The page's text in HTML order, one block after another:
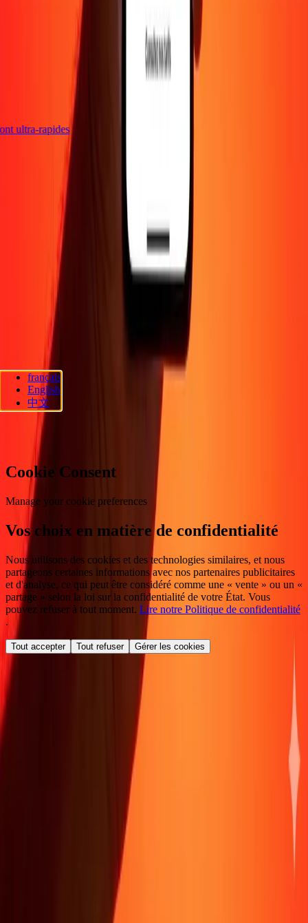
ultra-rapides
Blog
Envoyer de l'argent en
Entreprise Devenir agent
Devenir affilié
Politique de confidentialité
Avis sur les cookies
Promotion Prévention de la fraude
d'accessibilité
Suivez-nous
Ria Lithuania UAB. © 2026 Dandelion Payments, Inc. Tous droits
réservés.
Préférences en matière de cookies
français
English
中文
Cookie Consent
Manage your cookie preferences
Vos choix en matière de confidentialité
Nous utilisons des cookies et des technologies similaires, et nous
partageons certaines informations avec nos partenaires publicitaires
et d'analyse, ce qui peut être considéré comme une « vente » ou un «
partage » selon la loi sur la confidentialité de votre État. Vous
pouvez refuser à tout moment. Lire notre Politique de confidentialité
.
Tout accepter Tout refuser Gérer les cookies